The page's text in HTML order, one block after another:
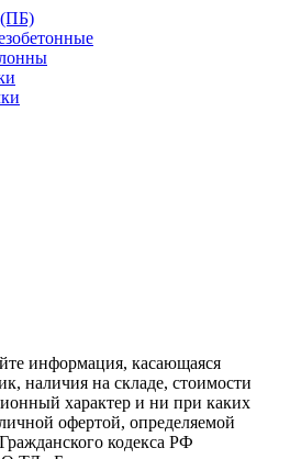
(ПБ)
информация, касающаяся
наличия на складе, стоимости
характер и ни при каких
офертой, определяемой
кодекса РФ